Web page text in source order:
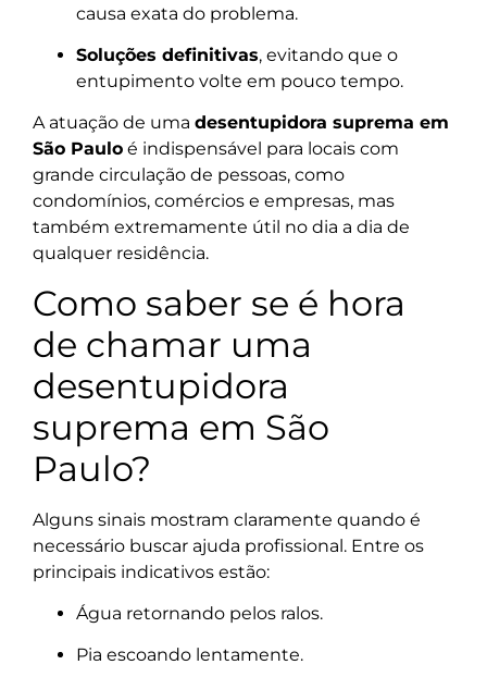
causa exata do problema.
Soluções definitivas, evitando que o
entupimento volte em pouco tempo.
A atuação de uma desentupidora suprema em
São Paulo é indispensável para locais com
grande circulação de pessoas, como
condomínios, comércios e empresas, mas
também extremamente útil no dia a dia de
qualquer residência.
Como saber se é hora
de chamar uma
desentupidora
suprema em São
Paulo?
Alguns sinais mostram claramente quando é
necessário buscar ajuda profissional. Entre os
principais indicativos estão:
Água retornando pelos ralos.
Pia escoando lentamente.